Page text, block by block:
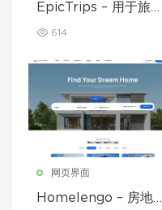
EpicTrips – 用于旅行
模板
614
网页界面
Homelengo – 房地产